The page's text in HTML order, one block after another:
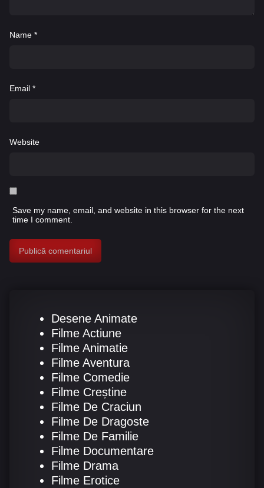
Name *
Email *
Website
Save my name, email, and website in this browser for the next
time I comment.
Desene Animate
Filme Actiune
Filme Animatie
Filme Aventura
Filme Comedie
Filme Creștine
Filme De Craciun
Filme De Dragoste
Filme De Familie
Filme Documentare
Filme Drama
Filme Erotice